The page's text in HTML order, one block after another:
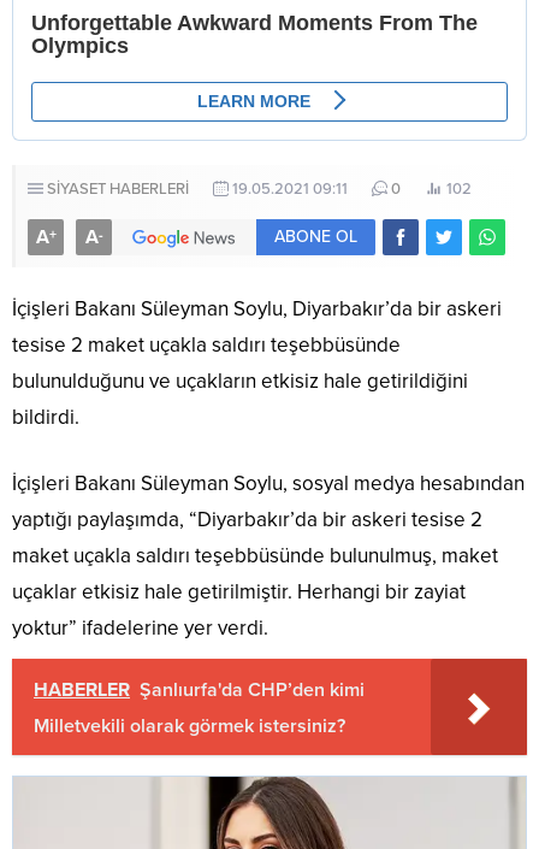
SİYASET HABERLERİ 19.05.2021 09:11 0 102
A+ A- ABONE OL
İçişleri Bakanı Süleyman Soylu, Diyarbakır’da bir askeri
tesise 2 maket uçakla saldırı teşebbüsünde
bulunulduğunu ve uçakların etkisiz hale getirildiğini
bildirdi.
İçişleri Bakanı Süleyman Soylu, sosyal medya hesabından
yaptığı paylaşımda, “Diyarbakır’da bir askeri tesise 2
maket uçakla saldırı teşebbüsünde bulunulmuş, maket
uçaklar etkisiz hale getirilmiştir. Herhangi bir zayiat
yoktur” ifadelerine yer verdi.
HABERLER Şanlıurfa'da CHP’den kimi
Milletvekili olarak görmek istersiniz?